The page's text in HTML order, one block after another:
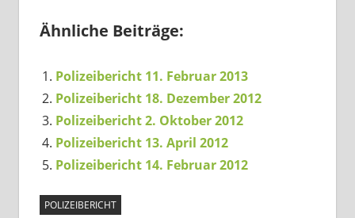
Ähnliche Beiträge:
Polizeibericht 11. Februar 2013
Polizeibericht 18. Dezember 2012
Polizeibericht 2. Oktober 2012
Polizeibericht 13. April 2012
Polizeibericht 14. Februar 2012
POLIZEIBERICHT